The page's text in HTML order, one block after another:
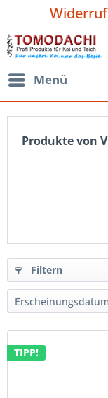
Widerruf
Menü
Produkte von
Filtern
TIPP!